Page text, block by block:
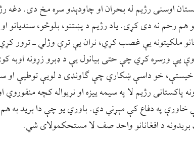
اوسنی رژیم له بحران او چاودېدو سره مخ دی. دغه
رحم نه دی کړی. یاد رژیم د پښتنو، بلوڅو، سندیانو
ملکیتونه یې غصب کړي، نران یې ترې وژلي ـ ترور
یې ورسره کړي چې حتی بیانول یې د ډبرو زړونه اوبه
خو داسې ښکاري چې ګاونډی د لویې توطیې او
پاکستانی رژیم لا په سیمه ییزه او نړیواله کچه
خاورې په دفاع کې مېړني دي. باوري یو چې دا برید به
بریدونه د افغانانو واحد صف لا مستحکمولای شي.